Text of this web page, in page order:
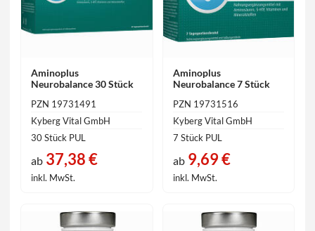
Aminoplus
Neurobalance 30 Stück
PZN 19731491
Kyberg Vital GmbH
30 Stück PUL
ab 37,38 €
inkl. MwSt.
Aminoplus
Neurobalance 7 Stück
PZN 19731516
Kyberg Vital GmbH
7 Stück PUL
ab9,69 €
inkl. MwSt.